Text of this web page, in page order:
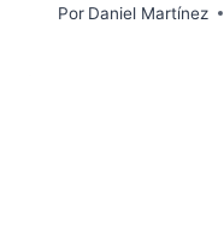
Por Daniel Martínez